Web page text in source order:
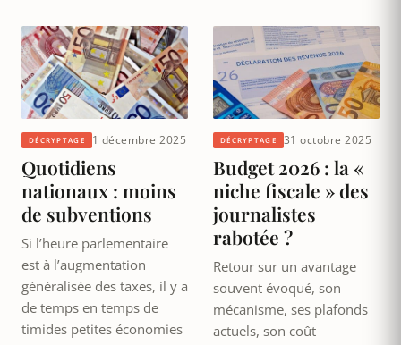
DÉCRYPTAGE 1 décembre 2025
Quotidiens
nationaux : moins
de subventions
Si l’heure parlementaire
est à l’augmentation
généralisée des taxes, il y a
de temps en temps de
timides petites économies
DÉCRYPTAGE 31 octobre 2025
Budget 2026 : la «
niche fiscale » des
journalistes
rabotée ?
Retour sur un avantage
souvent évoqué, son
mécanisme, ses plafonds
actuels, son coût